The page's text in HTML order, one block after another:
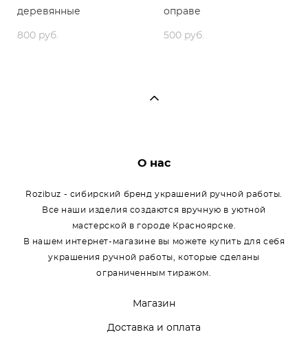
деревянные
800 pуб.
оправе
500 pуб.
О нас
Rozibuz - сибирский бренд украшений ручной работы.
Все наши изделия создаются вручную в уютной
мастерской в городе Красноярске.
В нашем интернет-магазине вы можете купить для себя
украшения ручной работы, которые сделаны
ограниченным тиражом.
Магазин
Доставка и оплата